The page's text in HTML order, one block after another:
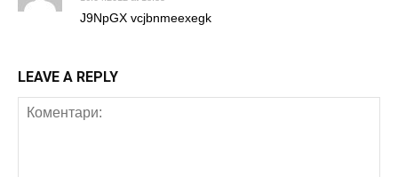
J9NpGX vcjbnmeexegk
LEAVE A REPLY